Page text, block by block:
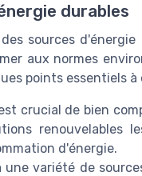
durables
sources d'énergie
aux normes
points essentiels à
crucial de bien
renouvelables
d'énergie.
une variété de